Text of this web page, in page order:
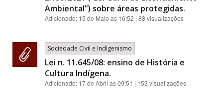
Ambiental”) sobre áreas protegidas.
Adicionado: 15 de Maio as 16:52 | 88 visualizações
Sociedade Civil e Indigenismo
Lei n. 11.645/08: ensino de História e
Cultura Indígena.
Adicionado: 17 de Abril as 09:51 | 153 visualizações